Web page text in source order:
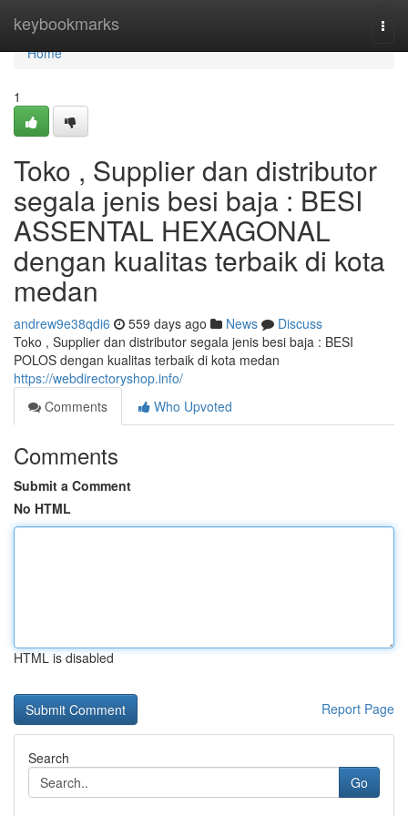
keybookmarks
Home
Home
1
Toko , Supplier dan distributor
segala jenis besi baja : BESI
ASSENTAL HEXAGONAL
dengan kualitas terbaik di kota
medan
andrew9e38qdi6 559 days ago News
Discuss
Toko , Supplier dan distributor segala jenis besi baja : BESI
POLOS dengan kualitas terbaik di kota medan
https://webdirectoryshop.info/
Comments
Who Upvoted
Comments
Submit a Comment
No HTML
HTML is disabled
Report Page
Search
Go